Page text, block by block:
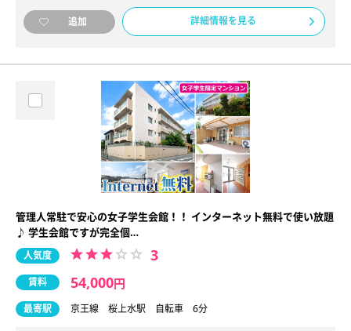
追加 詳細情報を見る
管理人常駐で安心の女子学生会館！！ インターネット無料で使い放題
♪ 学生会館ですが完全個…
人気度 3
賃料 54,000円
最寄駅 京王線 桜上水駅 自転車 6分